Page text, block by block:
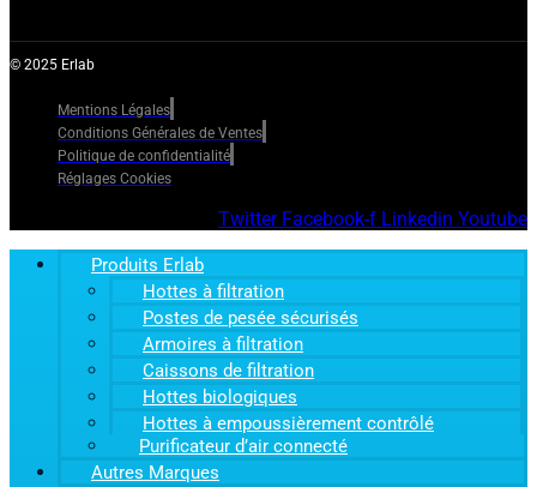
© 2025 Erlab
Mentions Légales
Conditions Générales de Ventes
Politique de confidentialité
Réglages Cookies
Twitter Facebook-f Linkedin Youtube
Produits Erlab
Hottes à filtration
Postes de pesée sécurisés
Armoires à filtration
Caissons de filtration
Hottes biologiques
Hottes à empoussièrement contrôlé
Purificateur d’air connecté
Autres Marques